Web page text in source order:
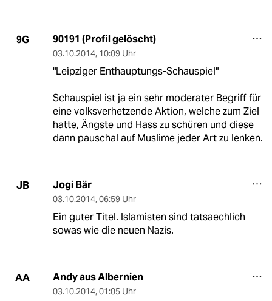
9G 90191 (Profil gelöscht)
03.10.2014, 10:09 Uhr
"Leipziger Enthauptungs-Schauspiel"
Schauspiel ist ja ein sehr moderater Begriff für
eine volksverhetzende Aktion, welche zum Ziel
hatte, Ängste und Hass zu schüren und diese
dann pauschal auf Muslime jeder Art zu lenken.
JB Jogi Bär
03.10.2014, 06:59 Uhr
Ein guter Titel. Islamisten sind tatsaechlich
sowas wie die neuen Nazis.
AA Andy aus Albernien
03.10.2014, 01:05 Uhr